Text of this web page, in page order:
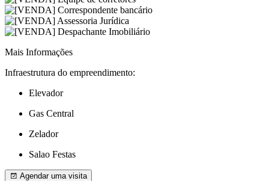
Mais Informações
Infraestrutura do empreendimento:
Elevador
Gas Central
Zelador
Salao Festas
Agendar uma visita